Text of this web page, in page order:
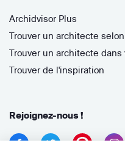
Archidvisor Plus
Trouver un architecte
Trouver un architecte dans
Trouver de l'inspiration
Rejoignez-nous !